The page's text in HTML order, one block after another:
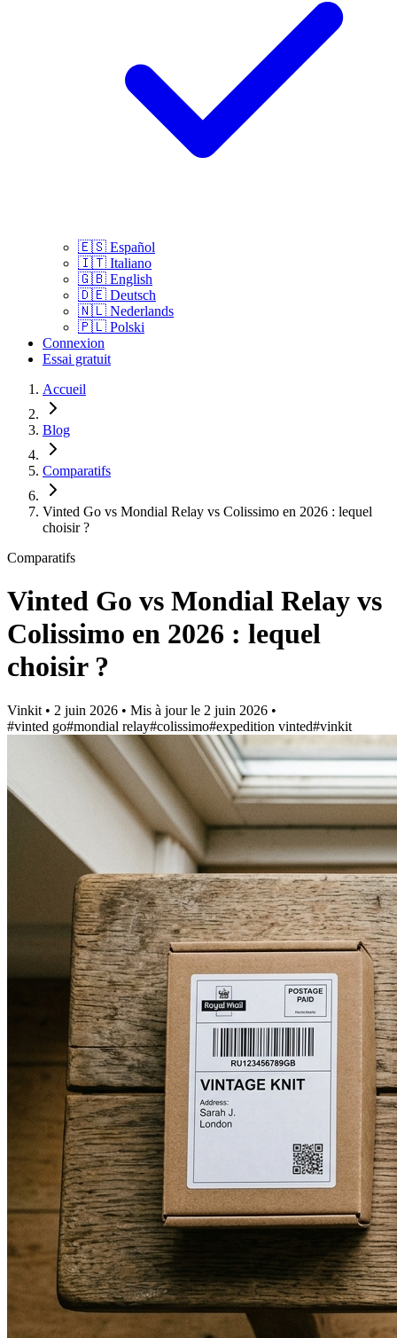
🇪🇸 Español
🇮🇹 Italiano
🇬🇧 English
🇩🇪 Deutsch
🇳🇱 Nederlands
🇵🇱 Polski
Connexion
Essai gratuit
Accueil
Blog
Comparatifs
Vinted Go vs Mondial Relay vs Colissimo en 2026 : lequel
choisir ?
Comparatifs
Vinted Go vs Mondial Relay vs
Colissimo en 2026 : lequel
choisir ?
Vinkit • 2 juin 2026 • Mis à jour le 2 juin 2026 •
#vinted go#mondial relay#colissimo#expedition vinted#vinkit